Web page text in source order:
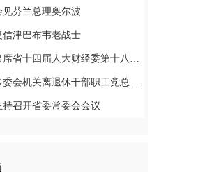
见芬兰总理奥尔波
信津巴布韦老战士
十四届人大财经委第十八次全体会议
离退休干部职工党总支召开2025年度总结表彰大会
持召开省委常委会会议